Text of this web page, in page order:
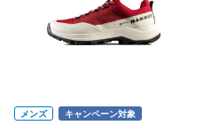
メンズ キャンペーン対象